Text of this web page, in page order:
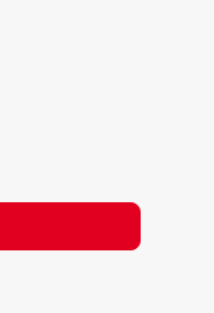
Wert ein